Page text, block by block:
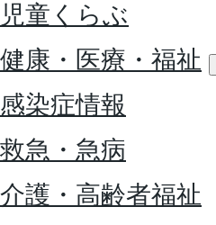
児童くらぶ
健康・医療・福祉
感染症情報
救急・急病
介護・高齢者福祉